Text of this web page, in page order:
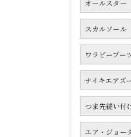
オールスター
スカルソール
ワラビーブー
ナイキエアズ
つま先縫い付
エア・ジョー